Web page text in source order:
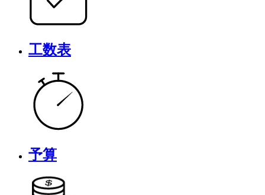
工数表
予算